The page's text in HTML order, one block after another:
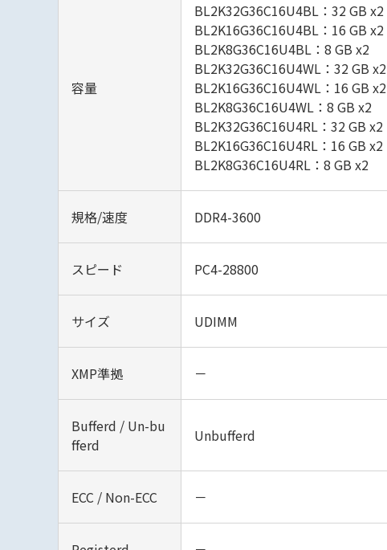
容量
BL2K32G36C16U4BL：32 GB x2
BL2K16G36C16U4BL：16 GB x2
BL2K8G36C16U4BL：8 GB x2
BL2K32G36C16U4WL：32 GB x2
BL2K16G36C16U4WL：16 GB x2
BL2K8G36C16U4WL：8 GB x2
BL2K32G36C16U4RL：32 GB x2
BL2K16G36C16U4RL：16 GB x2
BL2K8G36C16U4RL：8 GB x2
規格/速度 DDR4-3600
スピード PC4-28800
サイズ UDIMM
XMP準拠 －
Bufferd / Un-bu
fferd
Unbufferd
ECC / Non-ECC －